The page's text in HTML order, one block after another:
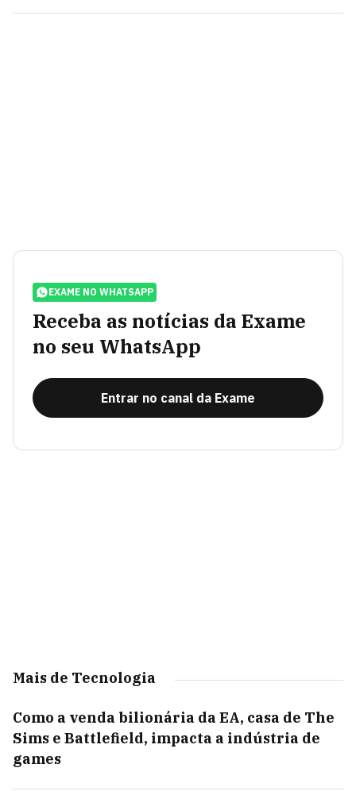
EXAME NO WHATSAPP
Receba as notícias da Exame
no seu WhatsApp
Entrar no canal da Exame
Mais de Tecnologia
Como a venda bilionária da EA, casa de The
Sims e Battlefield, impacta a indústria de
games